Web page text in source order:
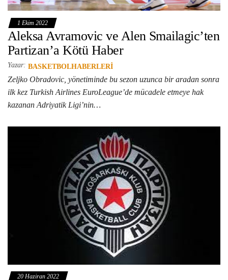
1 Ekim 2022
Aleksa Avramovic ve Alen Smailagic’ten
Partizan’a Kötü Haber
Yazar: BASKETBOLHABERLERI
Zeljko Obradovic, yönetiminde bu sezon uzunca bir aradan sonra
ilk kez Turkish Airlines EuroLeague’de mücadele etmeye hak
kazanan Adriyatik Ligi’nin…
20 Haziran 2022